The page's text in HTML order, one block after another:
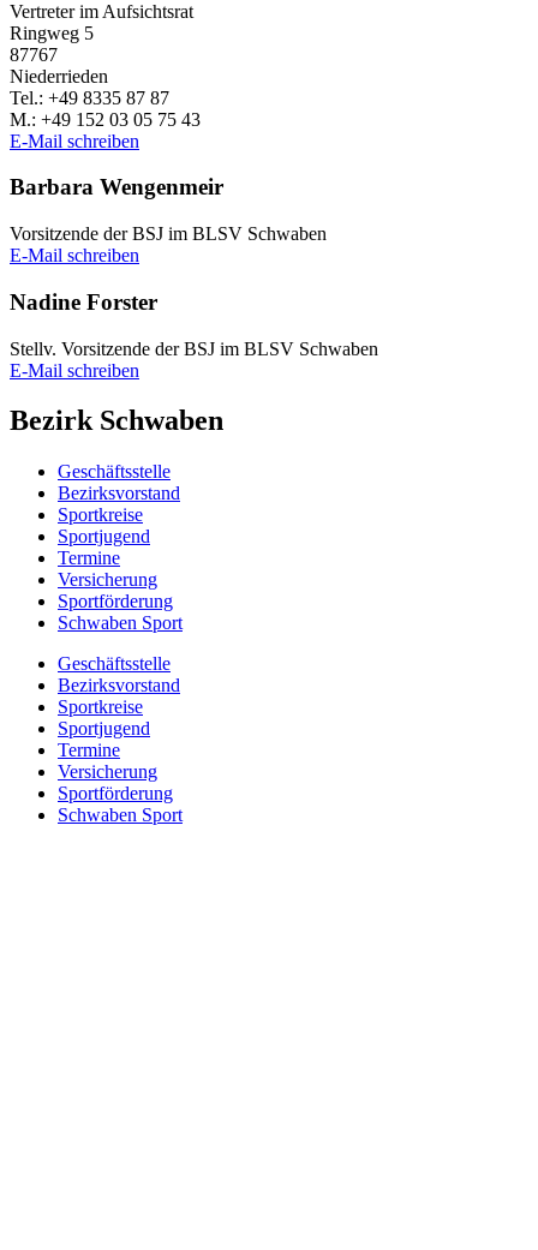
Vertre­ter im Aufsichtsrat
Ring­weg 5
87767
Nieder­rie­den
Tel.: +49 8335 87 87
M.: +49 152 03 05 75 43
E‑Mail schrei­ben
Barbara Wengen­meir
Vorsit­zende der BSJ im BLSV Schwaben
E‑Mail schrei­ben
Nadine Fors­ter
Stellv. Vorsit­zende der BSJ im BLSV Schwaben
E‑Mail schrei­ben
Bezirk Schwa­ben
Geschäfts­stelle
Bezirks­vor­stand
Sport­kreise
Sport­ju­gend
Termine
Versi­che­rung
Sport­för­de­rung
Schwa­ben Sport
Geschäfts­stelle
Bezirks­vor­stand
Sport­kreise
Sport­ju­gend
Termine
Versi­che­rung
Sport­för­de­rung
Schwa­ben Sport